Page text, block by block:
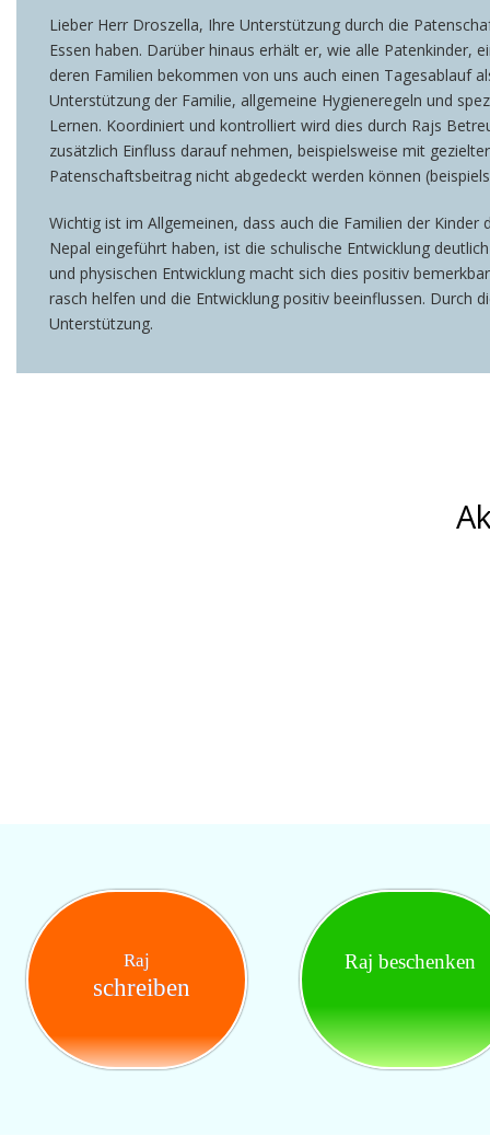
Lieber Herr Droszella, Ihre Unterstützung durch die
Essen haben. Darüber hinaus erhält er, wie alle Patenkinder,
deren Familien bekommen von uns auch einen Tagesablauf
Unterstützung der Familie, allgemeine Hygieneregeln und
Lernen. Koordiniert und kontrolliert wird dies durch Rajs
zusätzlich Einfluss darauf nehmen, beispielsweise mit
Patenschaftsbeitrag nicht abgedeckt werden können
Wichtig ist im Allgemeinen, dass auch die Familien der
Nepal eingeführt haben, ist die schulische Entwicklung
und physischen Entwicklung macht sich dies positiv
rasch helfen und die Entwicklung positiv beeinflussen. Durch
Unterstützung.
Raj
schreiben
Raj beschenken